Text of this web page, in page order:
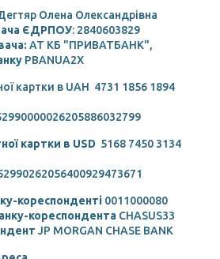
Олена Олександрівна
ЄДРПОУ: 2840603829
АТ КБ "ПРИВАТБАНК",
PBANUA2X
картки в UAH 4731 1856 1894
картки в USD 5168 7450 3134
кореспонденті 0011000080
кореспондента CHASUS33
JP MORGAN CHASE BANK